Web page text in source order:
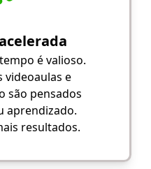
é valioso.
videoaulas e
são pensados
aprendizado.
resultados.